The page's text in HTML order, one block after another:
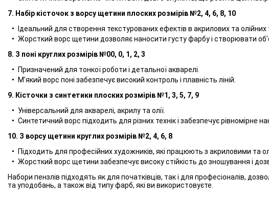
7. Набір кісточок з ворсу щетини плоских розмірів №2, 4, 6, 8, 10
Ідеальний для створення текстурованих ефектів в акрилових та олійних
Жорсткий ворс щетини дозволяє наносити густу фарбу і створювати
8. З поні круглих розмірів №00, 0, 1, 2, 3
Призначений для тонкої роботи і детальної акварелі.
М'який ворс поні забезпечує високий контроль і плавність ліній.
9. Кісточки з синтетики плоских розмірів №1, 3, 5, 7, 9
Універсальний для акварелі, акрилу та олії.
Синтетичний ворс підходить для різних технік і забезпечує рівномірне
10. З ворсу щетини круглих розмірів №2, 4, 6, 8
Підходить для професійних художників, які працюють з акриловими та
Жорсткий ворс щетини забезпечує високу стійкість до зношування і
Набори пензлів підходять як для початківців, так і для професіоналів,
та уподобань, а також від типу фарб, які ви використовуєте.